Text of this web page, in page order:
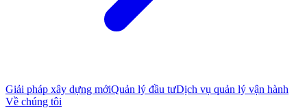
Giải pháp xây dựng mớiQuản lý đầu tưDịch vụ quản lý vận hành
Về chúng tôi